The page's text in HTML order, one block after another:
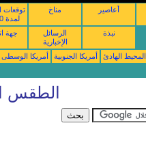
لمدة 10 يوم
مناخ أعاصير
جهة
الرسائل
الإخبارية
نبذة
أمريكا الوسطى أمريكا الجنوبية
الهادئ
الطقس